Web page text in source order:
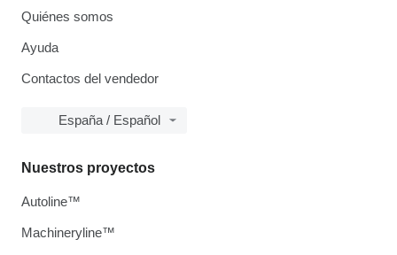
Quiénes somos
Ayuda
Contactos del vendedor
España / Español
Nuestros proyectos
Autoline™
Machineryline™